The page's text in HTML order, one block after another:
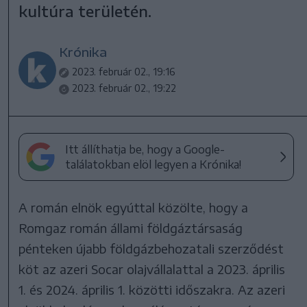
kultúra területén.
Krónika
2023. február 02., 19:16
2023. február 02., 19:22
Itt állíthatja be, hogy a Google-
találatokban elöl legyen a Krónika!
A román elnök egyúttal közölte, hogy a
Romgaz román állami földgáztársaság
pénteken újabb földgázbehozatali szerződést
köt az azeri Socar olajvállalattal a 2023. április
1. és 2024. április 1. közötti időszakra. Az azeri